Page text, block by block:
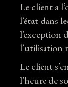
Le client a
l’état dans
l’exception
l’utilisation
Le client
l’heure de